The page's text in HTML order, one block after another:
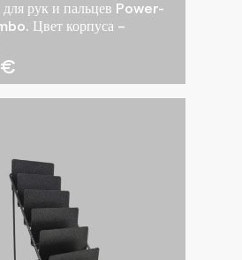
для рук и пальцев Power-
Цвет корпуса –
€